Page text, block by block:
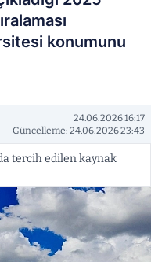
konumunu
24.06.2026 16:17
Güncelleme: 24.06.2026 23:43
tercih edilen kaynak